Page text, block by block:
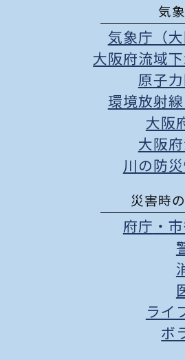
気
気象庁（
大阪府流域
原子
環境放射
大阪
大阪
川の防
災害時
府庁 ・
ライ
ボ